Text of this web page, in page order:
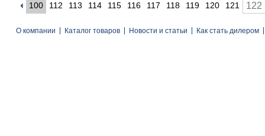
100 112 113 114 115 116 117 118 119 120 121 122
О компании Каталог товаров Новости и статьи Как стать дилером